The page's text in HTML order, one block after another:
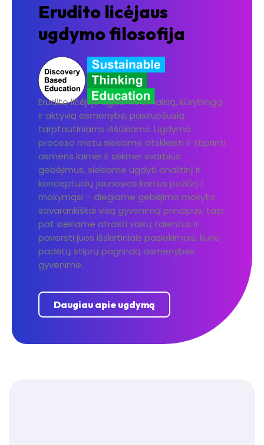
Erudito licėjaus
ugdymo filosofija
Erudito licėjuje ugdome smalsią, kūrybingą
ir aktyvią asmenybę, pasiruošusią
tarptautiniams iššūkiams. Ugdymo
proceso metu siekiame atskleisti ir stiprinti
asmens laimei ir sėkmei svarbius
gebėjimus, siekiame ugdyti analitinį ir
konceptualų jaunosios kartos požiūrį į
mokymąsi – diegiame gebėjimo mokytis
savarankiškai visą gyvenimą principus, taip
pat siekiame atrasti vaikų talentus ir
paversti juos išskirtiniais pasiekimais, kurie
padėtų stiprų pagrindą asmenybės
gyvenime.
Daugiau apie ugdymą